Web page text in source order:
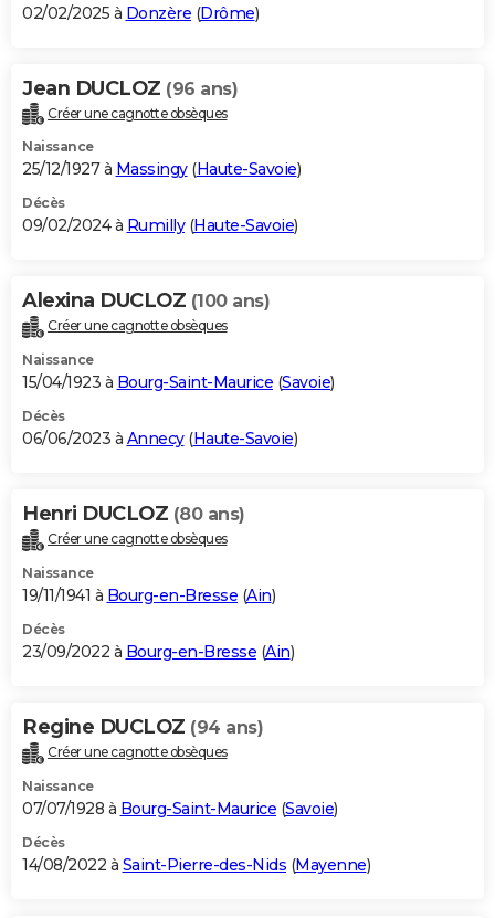
02/02/2025 à Donzère (Drôme)
Jean DUCLOZ (96 ans)
Créer une cagnotte obsèques
Naissance
25/12/1927 à Massingy(Haute-Savoie)
Décès
09/02/2024 à Rumilly(Haute-Savoie)
Alexina DUCLOZ (100 ans)
Créer une cagnotte obsèques
Naissance
15/04/1923 à Bourg-Saint-Maurice (Savoie)
Décès
06/06/2023 à Annecy(Haute-Savoie)
Henri DUCLOZ (80 ans)
Créer une cagnotte obsèques
Naissance
19/11/1941 à Bourg-en-Bresse (Ain)
Décès
23/09/2022 à Bourg-en-Bresse (Ain)
Regine DUCLOZ (94 ans)
Créer une cagnotte obsèques
Naissance
07/07/1928 à Bourg-Saint-Maurice (Savoie)
Décès
14/08/2022 à Saint-Pierre-des-Nids (Mayenne)